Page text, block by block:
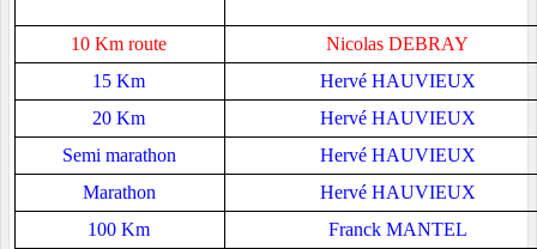
10 Km route
Nicolas DEBRAY
15 Km
Hervé HAUVIEUX
20 Km
Hervé HAUVIEUX
Semi marathon
Hervé HAUVIEUX
Marathon
Hervé HAUVIEUX
100 Km
Franck MANTEL